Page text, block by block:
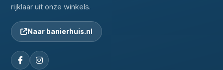
rijklaar uit onze winkels.
Naar banierhuis.nl